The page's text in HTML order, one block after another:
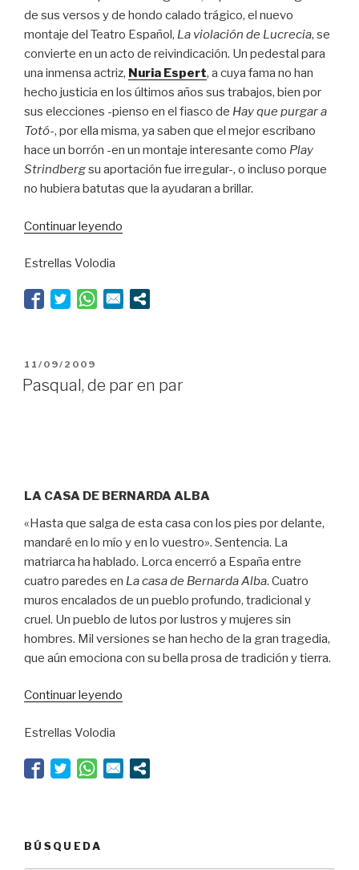
de sus versos y de hondo calado trágico, el nuevo
montaje del Teatro Español, La violación de Lucrecia, se
convierte en un acto de reivindicación. Un pedestal para
una inmensa actriz, Nuria Espert, a cuya fama no han
hecho justicia en los últimos años sus trabajos, bien por
sus elecciones -pienso en el fiasco de Hay que purgar a
Totó-, por ella misma, ya saben que el mejor escribano
hace un borrón -en un montaje interesante como Play
Strindbergsu aportación fue irregular-, o incluso porque
no hubiera batutas que la ayudaran a brillar.
Continuar leyendo
grande”
Estrellas Volodia
PUBLICADO
EL
11/09/2009
Pasqual, de par en par
LA CASA DE BERNARDA ALBA
«Hasta que salga de esta casa con los pies por delante,
mandaré en lo mío y en lo vuestro». Sentencia. La
matriarca ha hablado. Lorca encerró a España entre
cuatro paredes en La casa de Bernarda Alba. Cuatro
muros encalados de un pueblo profundo, tradicional y
cruel. Un pueblo de lutos por lustros y mujeres sin
hombres. Mil versiones se han hecho de la gran tragedia,
que aún emociona con su bella prosa de tradición y tierra.
Continuar leyendo
par”
Estrellas Volodia
BÚSQUEDA